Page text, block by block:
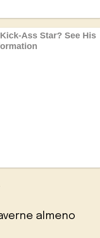
almeno